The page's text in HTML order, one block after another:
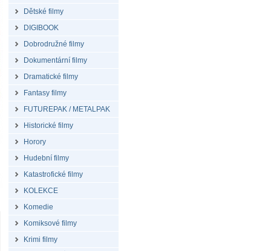
Dětské filmy
DIGIBOOK
Dobrodružné filmy
Dokumentární filmy
Dramatické filmy
Fantasy filmy
FUTUREPAK / METALPAK
Historické filmy
Horory
Hudební filmy
Katastrofické filmy
KOLEKCE
Komedie
Komiksové filmy
Krimi filmy